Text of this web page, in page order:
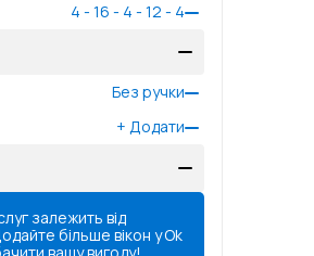
4 - 16 - 4 - 12 - 4
Без ручки
+ Додати
залежить від
більше вікон уOk